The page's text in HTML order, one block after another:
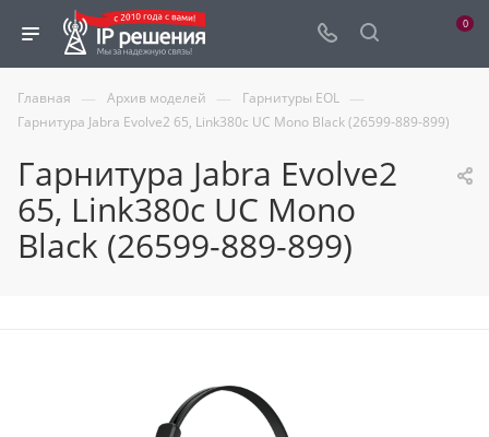
0
Главная — Архив моделей — Гарнитуры EOL —
Гарнитура Jabra Evolve2 65, Link380c UC Mono Black (26599-889-899)
Гарнитура Jabra Evolve2
65, Link380c UC Mono
Black (26599-889-899)